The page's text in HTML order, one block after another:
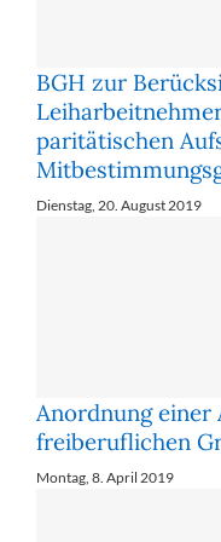
BGH zur
paritätischen
Dienstag, 20. August 2019
Anordnung einer
freiberuflichen
Montag, 8. April 2019